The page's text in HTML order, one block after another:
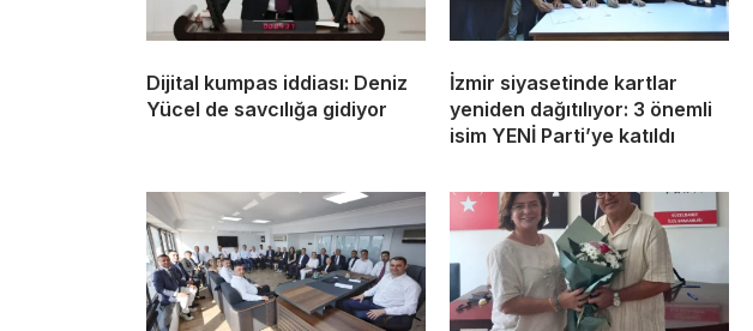
Dijital kumpas iddiası: Deniz
Yücel de savcılığa gidiyor
İzmir siyasetinde kartlar
yeniden dağıtılıyor: 3 önemli
isim YENİ Parti’ye katıldı